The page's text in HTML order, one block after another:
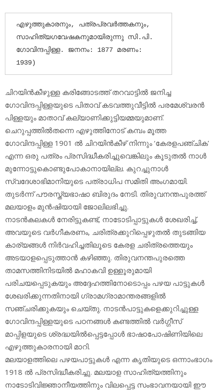
എഴുത്തുകാരനും, പത്രപ്രവര്‍ത്തകനും,
സാഹിത്യഗവേഷകനുമായിരുന്നു സി.പി.
ഗോവിന്ദപ്പിള്ള. ജനനം: 1877 മരണം:
1939)
ചിറയിന്‍കീഴുള്ള കരിങ്ങോടത്ത് തറവാട്ടില്‍ ജനിച്ച
ഗോവിന്ദപ്പിള്ളയുടെ പിതാവ് കടവത്തുവീട്ടില്‍ പരമേശ്വരന്‍
പിള്ളയും മാതാവ് കല്യാണിക്കുട്ടിയമ്മയുമാണ്.
ചെറുപ്പത്തില്‍തന്നെ എഴുത്തിനോട് കമ്പം മൂത്ത
ഗോവിന്ദപ്പിള്ള 1901 ല്‍ ചിറയിന്‍കീഴ് നിന്നും ‘കേരളപഞ്ചിക’
എന്ന ഒരു പത്രം പ്രസിദ്ധീകരിച്ചുവെങ്കിലും കൂടുതല്‍ നാള്‍
മുന്നോട്ടുകൊണ്ടുപോകാനായില്ല. കുറച്ചുനാള്‍
സ്വദേശാഭിമാനിയുടെ പത്രാധിപ സമിതി അംഗമായി.
തുടര്‍ന്ന് പൗരസ്ത്യഭാഷാ ബിരുദം നേടി. തിരുവനന്തപുരത്ത്
മലയാളം മുന്‍ഷിയായി ജോലിലഭിച്ചു.
നാടന്‍കലകള്‍ നേരിട്ടുകണ്ട്, നാടോടിപ്പാട്ടുകള്‍ ശേഖരിച്ച്,
അവയുടെ വര്‍ഗീകരണം, ചരിത്രക്കുറിപ്പെഴുതല്‍ തുടങ്ങിയ
കാര്യങ്ങള്‍ നിര്‍വഹിച്ചതിലൂടെ കേരള ചരിത്രത്തെയും
അടയാളപ്പെടുത്താന്‍ കഴിഞ്ഞു. തിരുവനന്തപുരത്തെ
താമസത്തിനിടയില്‍ മഹാകവി ഉള്ളൂരുമായി
പരിചയപ്പെടുകയും അദ്ദേഹത്തിനോടൊപ്പം പഴയ പാട്ടുകള്‍
ശേഖരിക്കുന്നതിനായി ഗ്രാമഗ്രാമാന്തരങ്ങളില്‍
സഞ്ചരിക്കുകയും ചെയ്തു. നാടന്‍പാട്ടുകളെക്കുറിച്ചുള്ള
ഗോവിന്ദപ്പിള്ളയുടെ പഠനങ്ങള്‍ കണ്ടത്തില്‍ വര്‍ഗ്ഗീസ്
മാപ്പിളയുടെ ശ്രദ്ധയില്‍പ്പെട്ടപ്പോള്‍ ഭാഷാപോഷിണിയിലെ
എഴുത്തുകാരനായി മാറി.
മലയാളത്തിലെ പഴയപാട്ടുകള്‍ എന്ന കൃതിയുടെ ഒന്നാംഭാഗം
1918 ല്‍ പ്രസിദ്ധീകരിച്ചു. മലയാള സാഹിത്യത്തിനും
നാടോടിവിജ്ഞാനീയത്തിനും വിലപ്പെട്ട സംഭാവനയായി ഈ